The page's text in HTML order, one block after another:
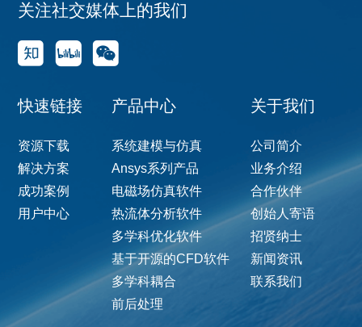
关注社交媒体上的我们
快速链接
资源下载
解决方案
成功案例
用户中心
产品中心
系统建模与仿真
Ansys系列产品
电磁场仿真软件
热流体分析软件
多学科优化软件
基于开源的CFD软件
多学科耦合
前后处理
关于我们
公司简介
业务介绍
合作伙伴
创始人寄语
招贤纳士
新闻资讯
联系我们